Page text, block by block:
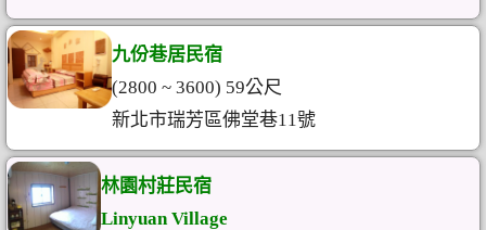
九份巷居民宿
(2800 ~ 3600) 59公尺
新北市瑞芳區佛堂巷11號
林園村莊民宿
Linyuan Village